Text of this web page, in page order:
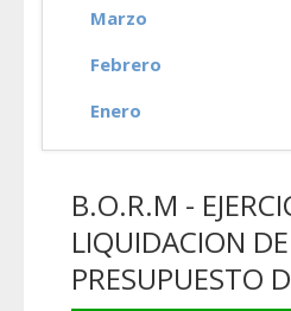
Marzo
Febrero
Enero
B.O.R.M -
LIQUIDACION
PRESUPUESTO